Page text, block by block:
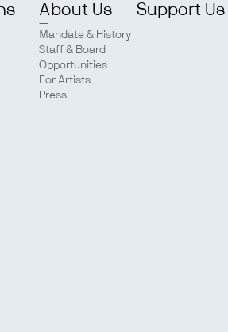
About Us
Mandate & History
Staff & Board
Opportunities
For Artists
Press
Support Us